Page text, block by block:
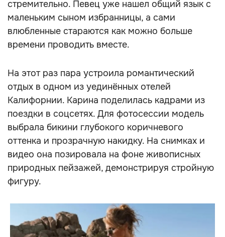
стремительно. Певец уже нашел общий язык с
маленьким сыном избранницы, а сами
влюбленные стараются как можно больше
времени проводить вместе.
На этот раз пара устроила романтический
отдых в одном из уединённых отелей
Калифорнии. Карина поделилась кадрами из
поездки в соцсетях. Для фотосессии модель
выбрала бикини глубокого коричневого
оттенка и прозрачную накидку. На снимках и
видео она позировала на фоне живописных
природных пейзажей, демонстрируя стройную
фигуру.